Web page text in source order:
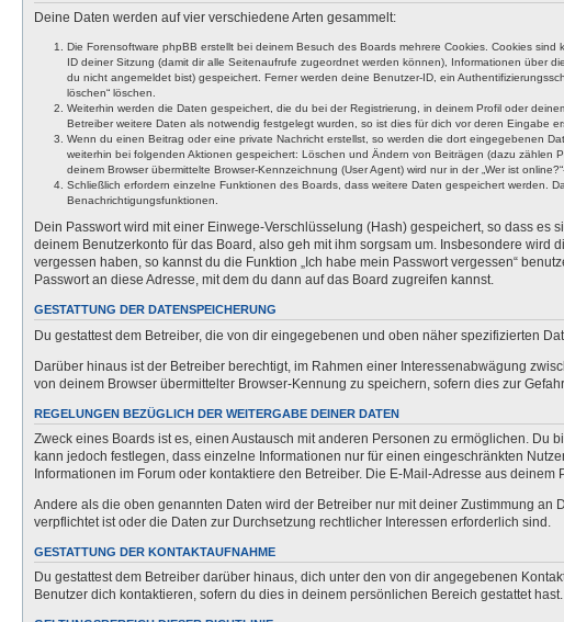
Deine Daten werden auf vier verschiedene Arten gesammelt:
Die Forensoftware phpBB erstellt bei deinem Besuch des Boards mehrere Cookies. Cookies
ID deiner Sitzung (damit dir alle Seitenaufrufe zugeordnet werden können), Informationen über
du nicht angemeldet bist) gespeichert. Ferner werden deine Benutzer-ID, ein
löschen“ löschen.
Weiterhin werden die Daten gespeichert, die du bei der Registrierung, in deinem Profil oder
Betreiber weitere Daten als notwendig festgelegt wurden, so ist dies für dich vor deren Eingabe
Wenn du einen Beitrag oder eine private Nachricht erstellst, so werden die dort eingegebenen
weiterhin bei folgenden Aktionen gespeichert: Löschen und Ändern von Beiträgen (dazu zählen
deinem Browser übermittelte Browser-Kennzeichnung (User Agent) wird nur in der „Wer ist
Schließlich erfordern einzelne Funktionen des Boards, dass weitere Daten gespeichert werden.
Benachrichtigungsfunktionen.
Dein Passwort wird mit einer Einwege-Verschlüsselung (Hash) gespeichert, so dass
deinem Benutzerkonto für das Board, also geh mit ihm sorgsam um. Insbesondere
vergessen haben, so kannst du die Funktion „Ich habe mein Passwort vergessen“
Passwort an diese Adresse, mit dem du dann auf das Board zugreifen kannst.
GESTATTUNG DER DATENSPEICHERUNG
Du gestattest dem Betreiber, die von dir eingegebenen und oben näher spezifizierten
Darüber hinaus ist der Betreiber berechtigt, im Rahmen einer Interessenabwägung
von deinem Browser übermittelter Browser-Kennung zu speichern, sofern dies zur
REGELUNGEN BEZÜGLICH DER WEITERGABE DEINER DATEN
Zweck eines Boards ist es, einen Austausch mit anderen Personen zu ermöglichen.
kann jedoch festlegen, dass einzelne Informationen nur für einen eingeschränkten
Informationen im Forum oder kontaktiere den Betreiber. Die E-Mail-Adresse aus
Andere als die oben genannten Daten wird der Betreiber nur mit deiner Zustimmung
verpflichtet ist oder die Daten zur Durchsetzung rechtlicher Interessen erforderlich sind.
GESTATTUNG DER KONTAKTAUFNAHME
Du gestattest dem Betreiber darüber hinaus, dich unter den von dir angegebenen
Benutzer dich kontaktieren, sofern du dies in deinem persönlichen Bereich gestattet hast.